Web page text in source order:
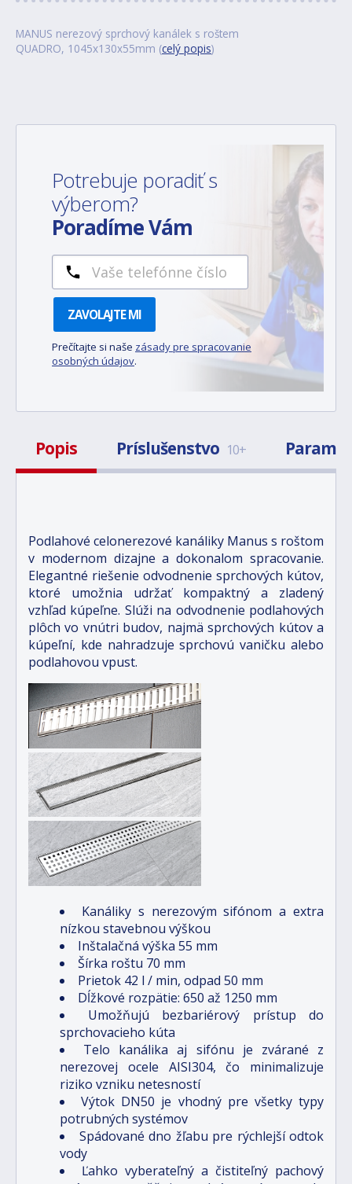
MANUS nerezový sprchový kanálek s roštem
QUADRO, 1045x130x55mm (celý popis)
Potrebuje poradiť s
výberom?
Poradíme Vám
ZAVOLAJTE MI
Prečítajte si naše zásady pre spracovanie
osobných údajov.
Popis Príslušenstvo 10+
Podlahové celonerezové kanáliky Manus s roštom
v modernom dizajne a dokonalom spracovanie.
Elegantné riešenie odvodnenie sprchových kútov,
ktoré umožnia udržať kompaktný a zladený
vzhľad kúpeľne. Slúži na odvodnenie podlahových
plôch vo vnútri budov, najmä sprchových kútov a
kúpeľní, kde nahradzuje sprchovú vaničku alebo
podlahovou vpust.
Kanáliky s nerezovým sifónom a extra
nízkou stavebnou výškou
Inštalačná výška 55 mm
Šírka roštu 70 mm
Prietok 42 l / min, odpad 50 mm
Dĺžkové rozpätie: 650 až 1250 mm
Umožňujú bezbariérový prístup do
sprchovacieho kúta
Telo kanálika aj sifónu je zvárané z
nerezovej ocele AISI304, čo minimalizuje
riziko vzniku netesností
Výtok DN50 je vhodný pre všetky typy
potrubných systémov
Spádované dno žľabu pre rýchlejší odtok
vody
Ľahko vyberateľný a čistiteľný pachový